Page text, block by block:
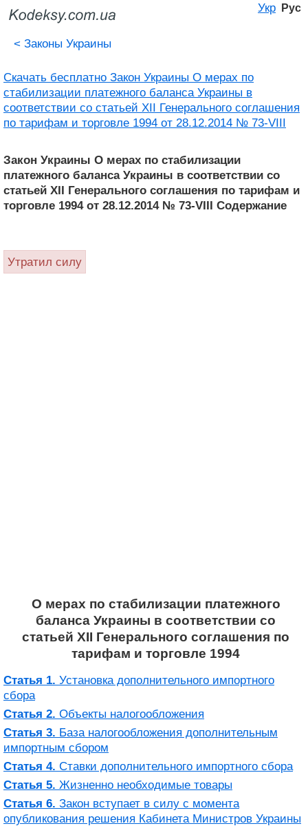
Укр Рус
< Законы Украины
Скачать бесплатно Закон Украины О мерах по
стабилизации платежного баланса Украины в
соответствии со статьей XII Генерального соглашения
по тарифам и торговле 1994 от 28.12.2014 № 73-VIII
Закон Украины О мерах по стабилизации
платежного баланса Украины в соответствии со
статьей XII Генерального соглашения по тарифам и
торговле 1994 от 28.12.2014 № 73-VIII Содержание
Утратил силу
О мерах по стабилизации платежного
баланса Украины в соответствии со
статьей XII Генерального соглашения по
тарифам и торговле 1994
Статья 1. Установка дополнительного импортного
сбора
Статья 2. Объекты налогообложения
Статья 3. База налогообложения дополнительным
импортным сбором
Статья 4. Ставки дополнительного импортного сбора
Статья 5. Жизненно необходимые товары
Статья 6. Закон вступает в силу с момента
опубликования решения Кабинета Министров Украины